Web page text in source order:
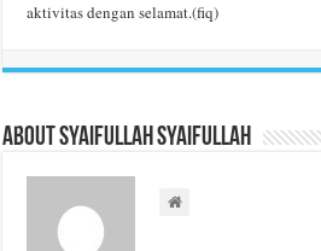
aktivitas dengan selamat.(fiq)
About Syaifullah Syaifullah